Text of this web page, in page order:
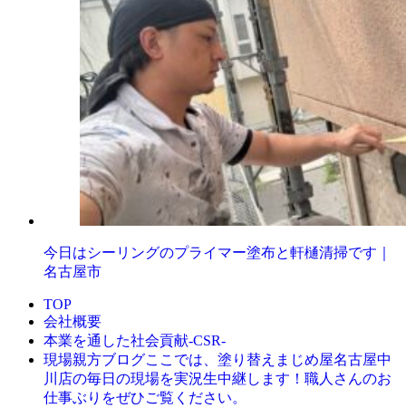
今日はシーリングのプライマー塗布と軒樋清掃です｜
名古屋市
TOP
会社概要
本業を通した社会貢献-CSR-
現場親方ブログここでは、塗り替えまじめ屋名古屋中
川店の毎日の現場を実況生中継します！職人さんのお
仕事ぶりをぜひご覧ください。